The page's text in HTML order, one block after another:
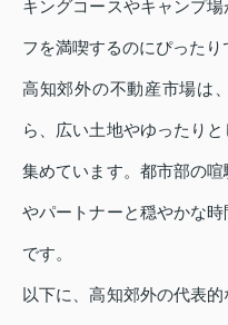
キングコースやキャンプ
フを満喫するのにぴったり
高知郊外の不動産市場は
ら、広い土地やゆったり
集めています。都市部の
やパートナーと穏やかな
です。
以下に、高知郊外の代表